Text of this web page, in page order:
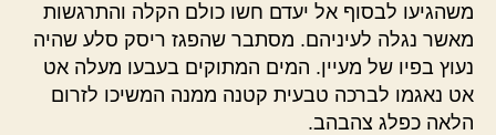
משהגיעו לבסוף אל יעדם חשו כולם הקלה והתרגשות
מאשר נגלה לעיניהם. מסתבר שהפגז ריסק סלע שהיה
נעוץ בפיו של מעיין. המים המתוקים בעבעו מעלה אט
אט נאגמו לברכה טבעית קטנה ממנה המשיכו לזרום
הלאה כפלג צהבהב.